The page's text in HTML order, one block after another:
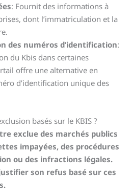
: Fournit des informations à
dont l’immatriculation et la
des numéros d’identification:
du Kbis dans certaines
offre une alternative en
d’identification unique des
basés sur le KBIS ?
exclue des marchés publics
impayées, des procédures
ou des infractions légales.
son refus basé sur ces